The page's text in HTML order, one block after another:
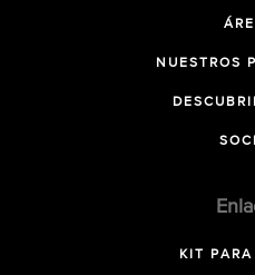
NUESTROS
KIT